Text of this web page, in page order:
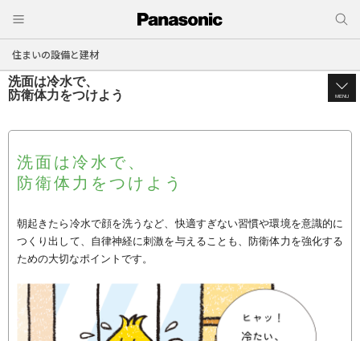
住まいの設備と建材
洗面は冷水で、
防衛体力をつけよう
MENU
洗面は冷水で、
防衛体力をつけよう
朝起きたら冷水で顔を洗うなど、快適すぎない習慣や環境を意識的に
つくり出して、自律神経に刺激を与えることも、防衛体力を強化する
ための大切なポイントです。